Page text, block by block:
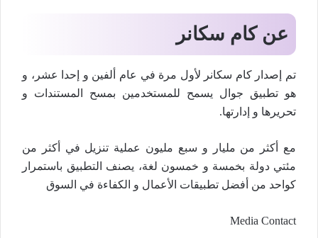
عن كام سكانر
تم إصدار كام سكانر لأول مرة في عام ألفين و إحدا عشر، و
هو تطبيق جوال يسمح للمستخدمين بمسح المستندات و
تحريرها و إدارتها.
مع أكثر من مليار و سبع مليون عملية تنزيل في أكثر من
مئتي دولة بخمسة و خمسون لغة، يصنف التطبيق باستمرار
كواحد من أفضل تطبيقات الأعمال و الكفاءة في السوق
Media Contact